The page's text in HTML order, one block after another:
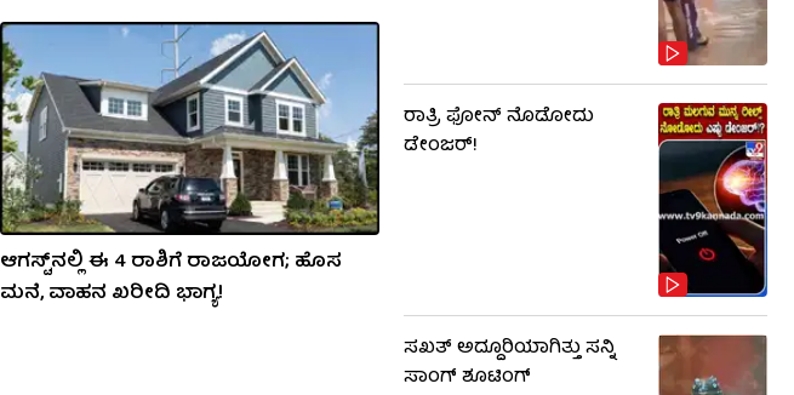
ಆಗಸ್ಟ್​​ನಲ್ಲಿ ಈ 4 ರಾಶಿಗೆ ರಾಜಯೋಗ; ಹೊಸ
ಮನೆ, ವಾಹನ ಖರೀದಿ ಭಾಗ್ಯ!
ರಾತ್ರಿ ಫೋನ್​​ ನೊಡೋದು
ಡೇಂಜರ್!
ಸಖತ್ ಅದ್ದೂರಿಯಾಗಿತ್ತು ಸನ್ನಿ
ಸಾಂಗ್ ಶೂಟಿಂಗ್